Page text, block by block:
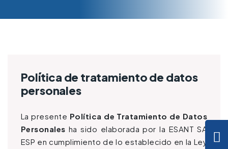
Política de tratamiento de datos
personales
La presente Política de Tratamiento de Datos
Personales ha sido elaborada por la ESANT SA
ESP en cumplimiento de lo establecido en la Ley